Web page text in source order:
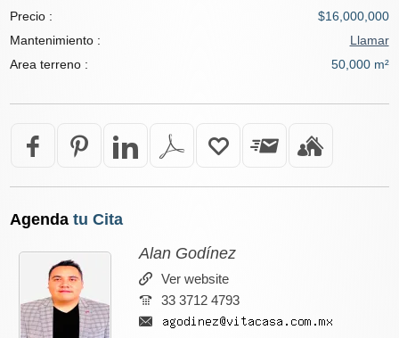
Precio :
$16,000,000
Mantenimiento :
Llamar
Area terreno :
50,000 m²
Agenda tu Cita
Alan Godínez
Ver website
33 3712 4793